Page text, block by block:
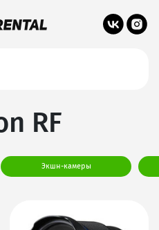
RF
Экшн-камеры